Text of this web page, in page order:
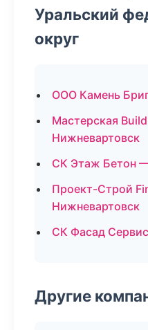
Уральский
округ
ООО Камень
Мастерская
Нижневартовск
СК Этаж Бетон
Проект-Строй
Нижневартовск
СК Фасад
Другие